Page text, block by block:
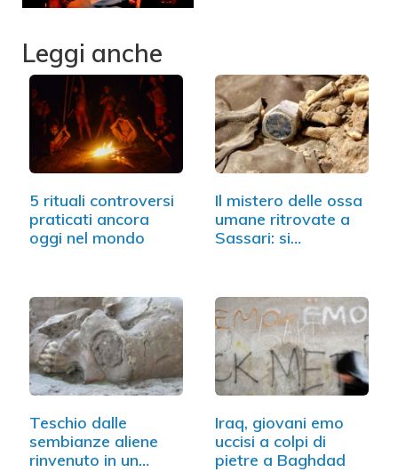
Leggi anche
5 rituali controversi
praticati ancora
oggi nel mondo
Il mistero delle ossa
umane ritrovate a
Sassari: si…
Teschio dalle
sembianze aliene
rinvenuto in un…
Iraq, giovani emo
uccisi a colpi di
pietre a Baghdad